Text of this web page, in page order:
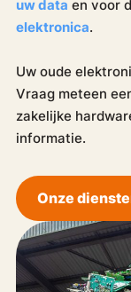
uw data en voor
elektronica.
Uw oude
Vraag meteen
zakelijke
informatie.
Onze